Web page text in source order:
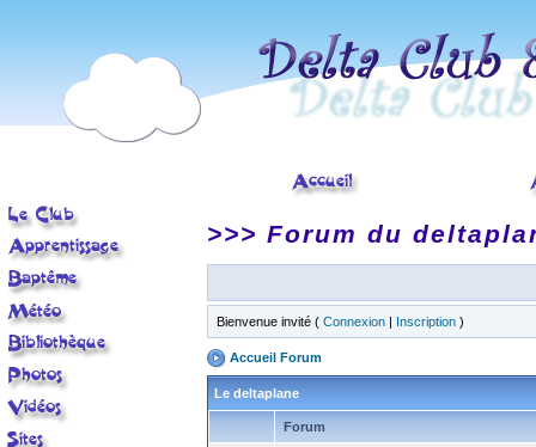
>>> Forum du
Bienvenue invité ( Connexion | Inscription )
Accueil Forum
Le deltaplane
Forum